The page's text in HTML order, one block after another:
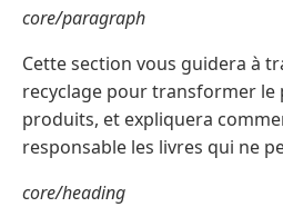
core/paragraph
Cette section vous guidera à
recyclage pour transformer le
produits, et expliquera
responsable les livres qui ne
core/heading